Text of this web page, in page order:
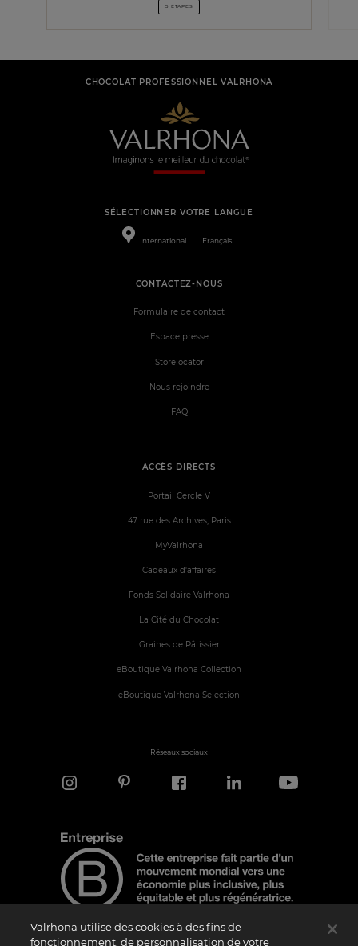
5 ÉTAPES
CHOCOLAT PROFESSIONNEL VALRHONA
SÉLECTIONNER VOTRE LANGUE
International Français
ACCÈS DIRECTS
Portail Cercle V
47 rue des Archives, Paris
MyValrhona
Cadeaux d'affaires
Fonds Solidaire Valrhona
La Cité du Chocolat
Graines de Pâtissier
eBoutique Valrhona Collection
eBoutique Valrhona Selection
CONTACTEZ-NOUS
Formulaire de contact
Espace presse
Storelocator
Nous rejoindre
FAQ
Réseaux sociaux
Valrhona utilise des cookies à des fins de
fonctionnement, de personnalisation de votre